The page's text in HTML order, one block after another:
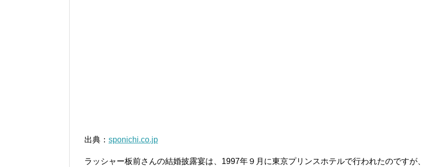
出典： sponichi.co.jp
ラッシャー板前さんの結婚披露宴は、1997年９月に東京プリンスホテルで行われたのですが、